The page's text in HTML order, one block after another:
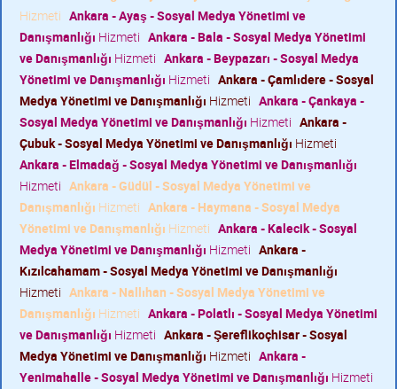
Hizmeti Ankara - Ayaş - Sosyal Medya Yönetimi ve
Danışmanlığı Hizmeti Ankara - Bala - Sosyal Medya Yönetimi
ve Danışmanlığı Hizmeti Ankara - Beypazarı - Sosyal Medya
Yönetimi ve Danışmanlığı Hizmeti Ankara - Çamlıdere - Sosyal
Medya Yönetimi ve Danışmanlığı Hizmeti Ankara - Çankaya -
Sosyal Medya Yönetimi ve Danışmanlığı Hizmeti Ankara -
Çubuk - Sosyal Medya Yönetimi ve Danışmanlığı Hizmeti
Ankara - Elmadağ - Sosyal Medya Yönetimi ve Danışmanlığı
Hizmeti Ankara - Güdül - Sosyal Medya Yönetimi ve
Danışmanlığı Hizmeti Ankara - Haymana - Sosyal Medya
Yönetimi ve Danışmanlığı Hizmeti Ankara - Kalecik - Sosyal
Medya Yönetimi ve Danışmanlığı Hizmeti Ankara -
Kızılcahamam - Sosyal Medya Yönetimi ve Danışmanlığı
Hizmeti Ankara - Nallıhan - Sosyal Medya Yönetimi ve
Danışmanlığı Hizmeti Ankara - Polatlı - Sosyal Medya Yönetimi
ve Danışmanlığı Hizmeti Ankara - Şereflikoçhisar - Sosyal
Medya Yönetimi ve Danışmanlığı Hizmeti Ankara -
Yenimahalle - Sosyal Medya Yönetimi ve Danışmanlığı Hizmeti